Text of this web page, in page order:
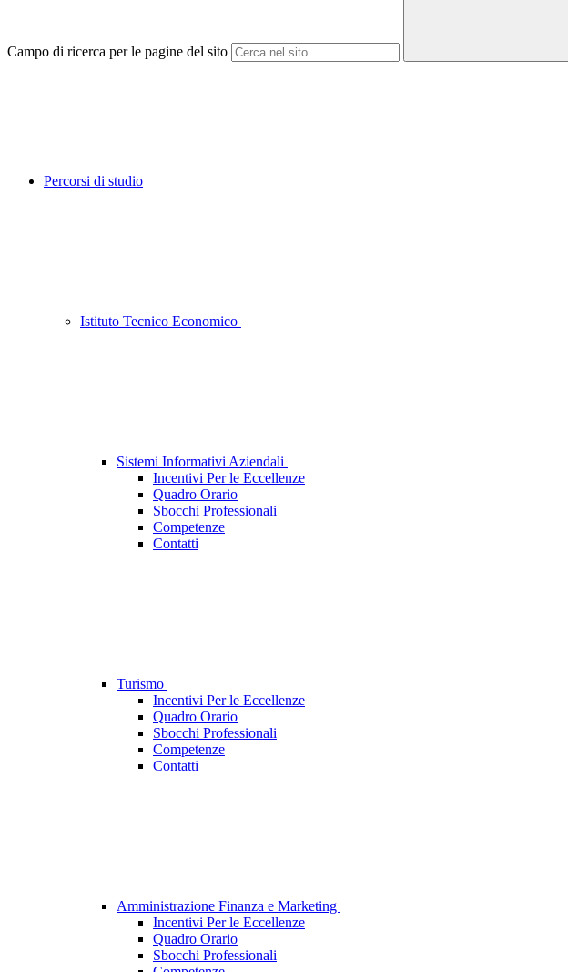
Campo di ricerca per le pagine del sito
Percorsi di studio
Istituto Tecnico Economico
Sistemi Informativi Aziendali
Incentivi Per le Eccellenze
Quadro Orario
Sbocchi Professionali
Competenze
Contatti
Turismo
Incentivi Per le Eccellenze
Quadro Orario
Sbocchi Professionali
Competenze
Contatti
Amministrazione Finanza e Marketing
Incentivi Per le Eccellenze
Quadro Orario
Sbocchi Professionali